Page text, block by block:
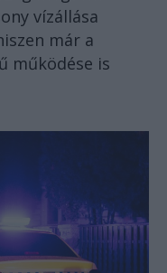
vízállása
már a
működése is